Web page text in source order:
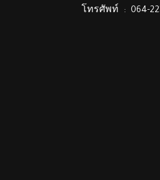
โทรศัพท์ : 064-